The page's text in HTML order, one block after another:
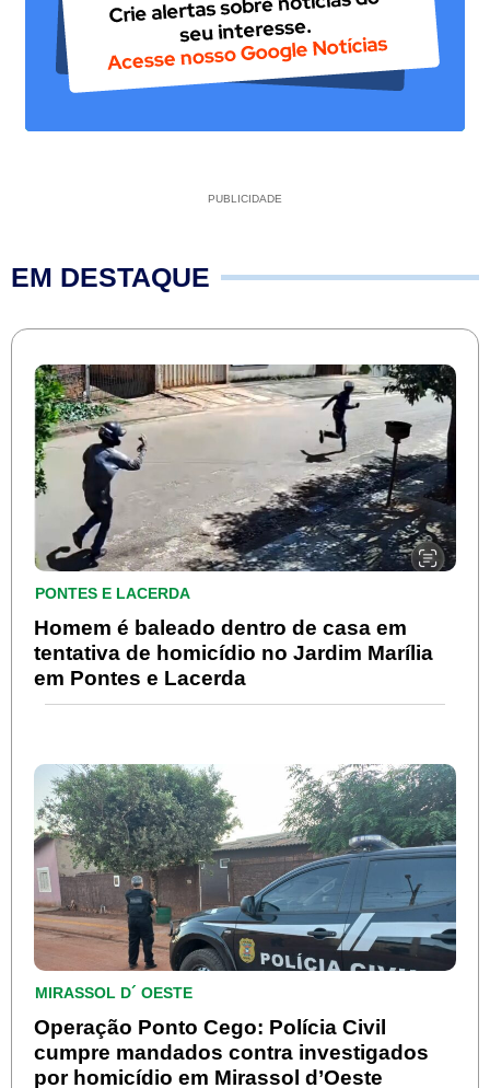
PUBLICIDADE
EM DESTAQUE
PONTES E LACERDA
Homem é baleado dentro de casa em
tentativa de homicídio no Jardim Marília
em Pontes e Lacerda
MIRASSOL D´ OESTE
Operação Ponto Cego: Polícia Civil
cumpre mandados contra investigados
por homicídio em Mirassol d’Oeste